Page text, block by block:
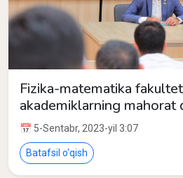
Fizika-matematika
akademiklarning mahorat
oʻtdi.
📅 5-Sentabr, 2023-yil 3:07
Batafsil o‘qish